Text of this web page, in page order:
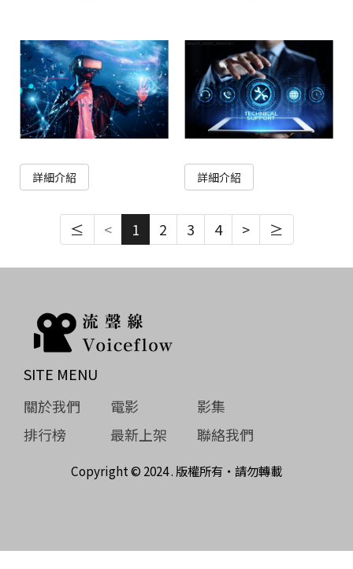
詳細介紹 詳細介紹
≤ < 1 2 3 4 > ≥
SITE MENU
關於我們
電影
影集
排行榜
最新上架 聯絡我們
Copyright © 2024 . 版權所有‧請勿轉載